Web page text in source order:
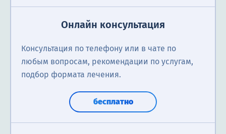
Онлайн консультация
Консультация по телефону или в чате по
любым вопросам, рекомендации по услугам,
подбор формата лечения.
бесплатно